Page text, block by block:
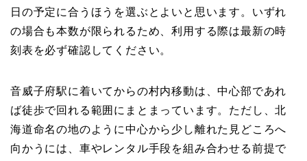
日の予定に合うほうを選ぶとよいと思います。いずれ
の場合も本数が限られるため、利用する際は最新の時
刻表を必ず確認してください。
音威子府駅に着いてからの村内移動は、中心部であれ
ば徒歩で回れる範囲にまとまっています。ただし、北
海道命名の地のように中心から少し離れた見どころへ
向かうには、車やレンタル手段を組み合わせる前提で